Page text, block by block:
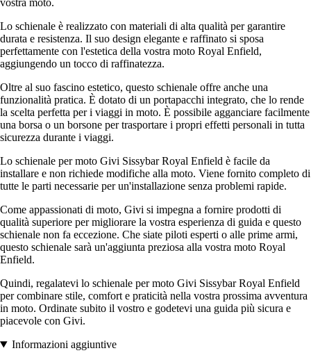
vostra moto.
Lo schienale è realizzato con materiali di alta qualità per garantire
durata e resistenza. Il suo design elegante e raffinato si sposa
perfettamente con l'estetica della vostra moto Royal Enfield,
aggiungendo un tocco di raffinatezza.
Oltre al suo fascino estetico, questo schienale offre anche una
funzionalità pratica. È dotato di un portapacchi integrato, che lo rende
la scelta perfetta per i viaggi in moto. È possibile agganciare facilmente
una borsa o un borsone per trasportare i propri effetti personali in tutta
sicurezza durante i viaggi.
Lo schienale per moto Givi Sissybar Royal Enfield è facile da
installare e non richiede modifiche alla moto. Viene fornito completo di
tutte le parti necessarie per un'installazione senza problemi rapide.
Come appassionati di moto, Givi si impegna a fornire prodotti di
qualità superiore per migliorare la vostra esperienza di guida e questo
schienale non fa eccezione. Che siate piloti esperti o alle prime armi,
questo schienale sarà un'aggiunta preziosa alla vostra moto Royal
Enfield.
Quindi, regalatevi lo schienale per moto Givi Sissybar Royal Enfield
per combinare stile, comfort e praticità nella vostra prossima avventura
in moto. Ordinate subito il vostro e godetevi una guida più sicura e
piacevole con Givi.
Informazioni aggiuntive